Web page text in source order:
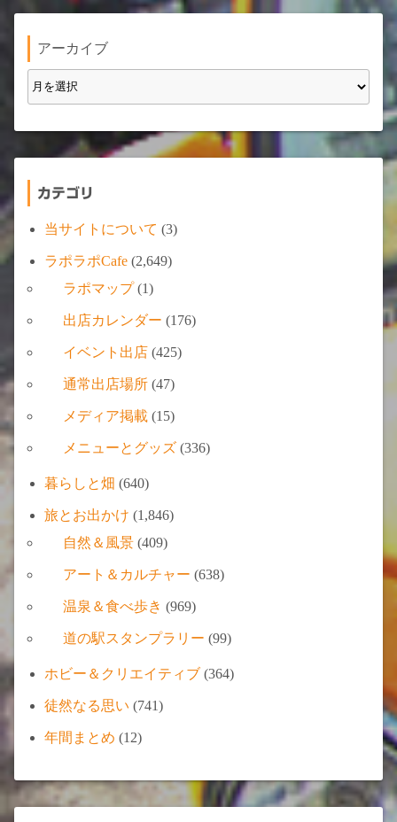
アーカイブ
カテゴリ
当サイトについて (3)
ラポラポCafe (2,649)
ラポマップ(1)
出店カレンダー (176)
イベント出店 (425)
通常出店場所 (47)
メディア掲載 (15)
メニューとグッズ (336)
暮らしと畑 (640)
旅とお出かけ (1,846)
自然＆風景 (409)
アート＆カルチャー (638)
温泉＆食べ歩き (969)
道の駅スタンプラリー (99)
ホビー＆クリエイティブ (364)
徒然なる思い (741)
年間まとめ (12)